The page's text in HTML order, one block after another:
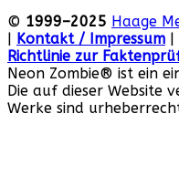
© 1999–2025 Haage
Kontakt / Impressum
Richtlinie zur
Neon Zombie® ist ein
Die auf dieser
Werke sind